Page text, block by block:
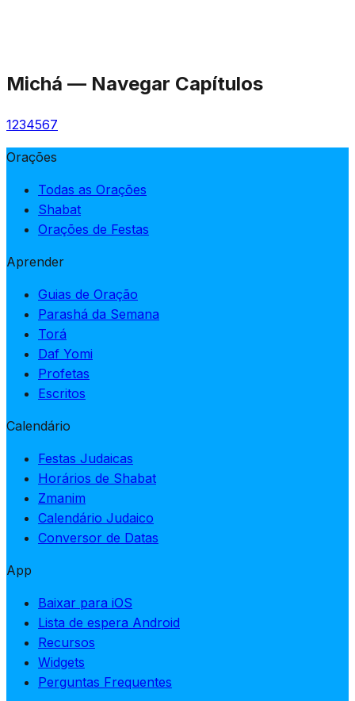
Michá — Navegar Capítulos
1234567
Orações
Todas as Orações
Shabat
Orações de Festas
Aprender
Guias de Oração
Parashá da Semana
Torá
Daf Yomi
Profetas
Escritos
Calendário
Festas Judaicas
Horários de Shabat
Zmanim
Calendário Judaico
Conversor de Datas
App
Baixar para iOS
Lista de espera Android
Recursos
Widgets
Perguntas Frequentes